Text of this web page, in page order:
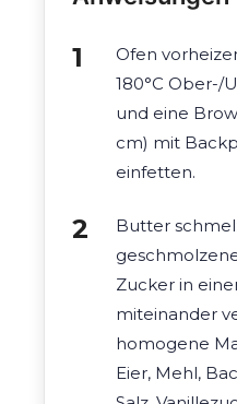
Ofen
180°C Ober-/
und eine
cm) mit
einfetten.
Butter
Zucker in
miteinander
homogene
Eier, Mehl,